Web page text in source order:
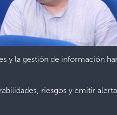
y la gestión de información
riesgos y emitir